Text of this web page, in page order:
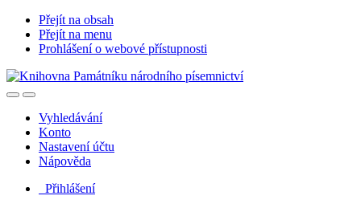
Přejít na obsah
Přejít na menu
Prohlášení o webové přístupnosti
Vyhledávání
Konto
Nastavení účtu
Nápověda
Přihlášení